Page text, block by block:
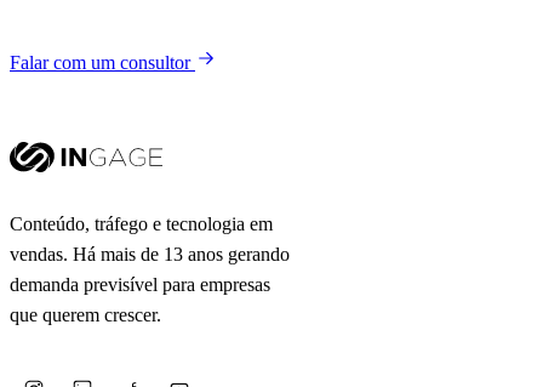
Falar com um consultor
Conteúdo, tráfego e tecnologia em
vendas. Há mais de 13 anos gerando
demanda previsível para empresas
que querem crescer.